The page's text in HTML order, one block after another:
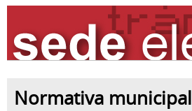
Normativa municipal